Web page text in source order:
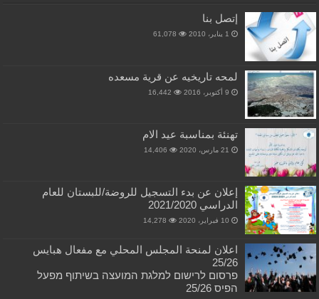
إتصل بنا
1 يناير، 2010 61,078
لمحه تاريخيه عن قرية مسعده
9 أكتوبر، 2016 16,442
تهنئة بمناسبة عيد الام
21 مارس، 2020 14,406
إعلان عن بدء التسجيل للروضة/للبستان للعام
الدراسي 2021/2020
10 فبراير، 2020 14,278
اعلان لمنحة المجلس المحلي مع مفعال هبايس
25/26
פרסום לרישום למלגת המועצה בשיתוף מפעל
הפיס 25/26